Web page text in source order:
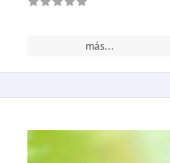
más...